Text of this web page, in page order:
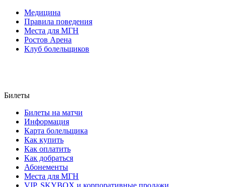
Медицина
Правила поведения
Места для МГН
Ростов Арена
Клуб болельщиков
Билеты
Билеты на матчи
Информация
Карта болельщика
Как купить
Как оплатить
Как добраться
Абонементы
Места для МГН
VIP, SKYBOX и корпоративные продажи